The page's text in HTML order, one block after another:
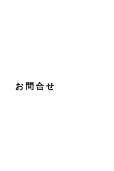
お問合せ